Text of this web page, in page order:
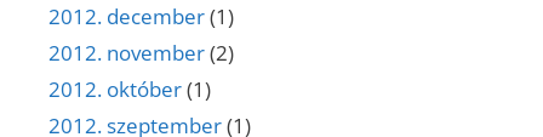
2012. december(1)
2012. november(2)
2012. október(1)
2012. szeptember(1)